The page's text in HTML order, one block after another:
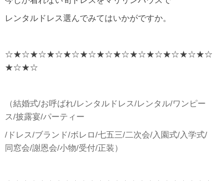
レンタルドレス選んでみてはいかがですか。
☆★☆★☆★☆★☆★☆★☆★☆★☆★☆★☆★☆★☆
★☆★☆
（結婚式/お呼ばれ/レンタルドレス/レンタル/ワンピー
ス/披露宴/パーティー
/ドレス/ブランド/ボレロ/七五三/二次会/入園式/入学式/
同窓会/謝恩会/小物/受付/正装）